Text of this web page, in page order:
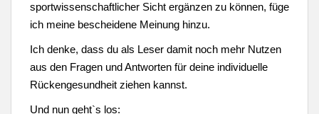
sportwissenschaftlicher Sicht ergänzen zu können, füge
ich meine bescheidene Meinung hinzu.
Ich denke, dass du als Leser damit noch mehr Nutzen
aus den Fragen und Antworten für deine individuelle
Rückengesundheit ziehen kannst.
Und nun geht`s los: